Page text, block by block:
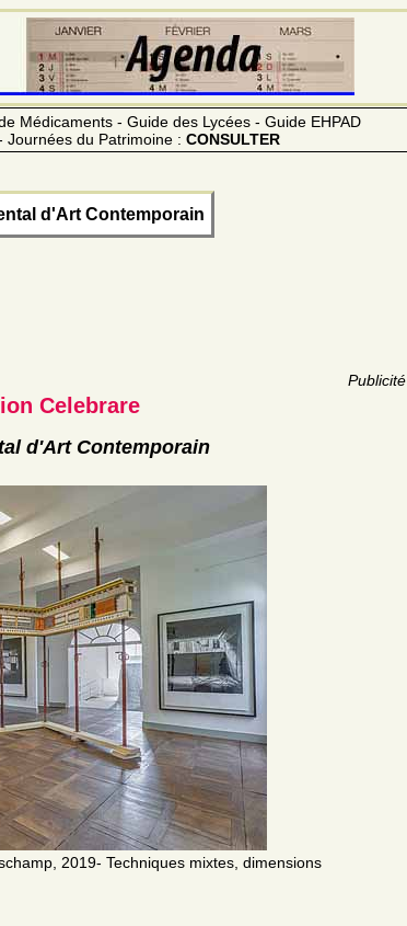
Médicaments - Guide des Lycées - Guide EHPAD
Journées du Patrimoine : CONSULTER
d'Art Contemporain
Publicité
Celebrare
d'Art Contemporain
2019- Techniques mixtes, dimensions